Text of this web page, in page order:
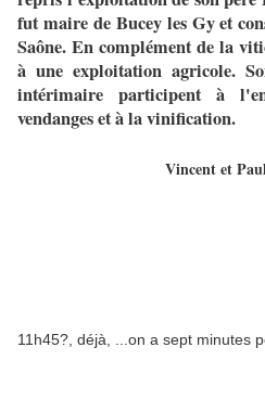
fut maire de Bucey les Gy et
Saône. En complément de la
à une exploitation agricole.
intérimaire participent à
vendanges et à la vinification.
Vincent et
11h45?, déjà, ...on a sept minutes